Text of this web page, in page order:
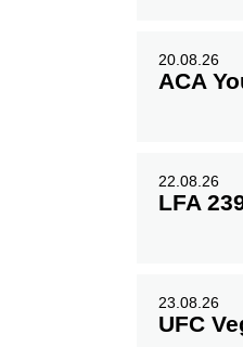
20.08.26
ACA
22.08.26
LFA
23.08.26
UFC